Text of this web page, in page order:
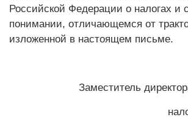
Российской Федерации о налогах и
понимании, отличающемся от
изложенной в настоящем письме.
Заместитель